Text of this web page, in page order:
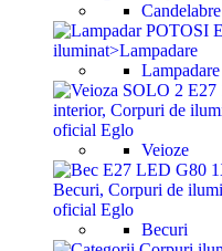
Candelabre
Lampadare
Veioze
Becuri